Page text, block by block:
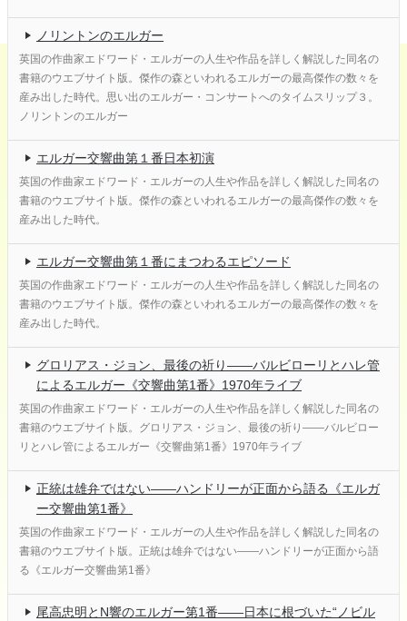
ノリントンのエルガー
英国の作曲家エドワード・エルガーの人生や作品を詳しく解説した同名の
書籍のウエブサイト版。傑作の森といわれるエルガーの最高傑作の数々を
産み出した時代。思い出のエルガー・コンサートへのタイムスリップ３。
ノリントンのエルガー
エルガー交響曲第１番日本初演
英国の作曲家エドワード・エルガーの人生や作品を詳しく解説した同名の
書籍のウエブサイト版。傑作の森といわれるエルガーの最高傑作の数々を
産み出した時代。
エルガー交響曲第１番にまつわるエピソード
英国の作曲家エドワード・エルガーの人生や作品を詳しく解説した同名の
書籍のウエブサイト版。傑作の森といわれるエルガーの最高傑作の数々を
産み出した時代。
グロリアス・ジョン、最後の祈り――バルビローリとハレ管
によるエルガー《交響曲第1番》1970年ライブ
英国の作曲家エドワード・エルガーの人生や作品を詳しく解説した同名の
書籍のウエブサイト版。グロリアス・ジョン、最後の祈り――バルビロー
リとハレ管によるエルガー《交響曲第1番》1970年ライブ
正統は雄弁ではない――ハンドリーが正面から語る《エルガ
ー交響曲第1番》
英国の作曲家エドワード・エルガーの人生や作品を詳しく解説した同名の
書籍のウエブサイト版。正統は雄弁ではない――ハンドリーが正面から語
る《エルガー交響曲第1番》
尾高忠明とN響のエルガー第1番――日本に根づいた“ノビル